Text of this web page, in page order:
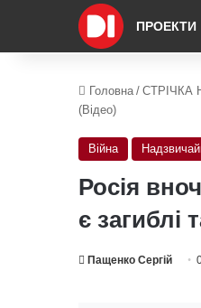
ПРОЕКТИ
Головна / СТРІЧКА
(Відео)
Війна
Росія
є загиблі
Пащенко Сергій